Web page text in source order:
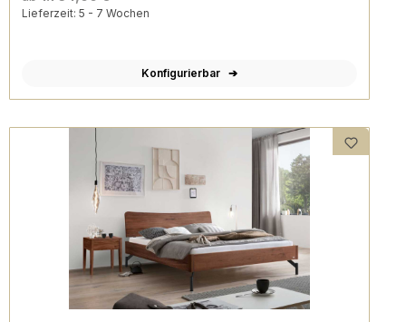
Lieferzeit: 5 - 7 Wochen
Konfigurierbar